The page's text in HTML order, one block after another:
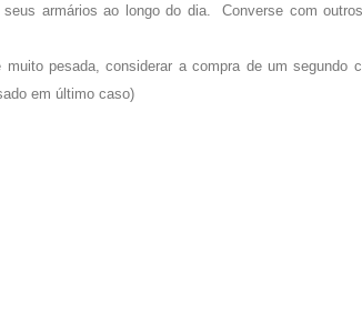
armários ao longo do dia. Converse com
pesada, considerar a compra de um segundo
em último caso)